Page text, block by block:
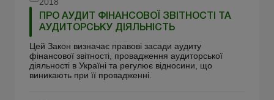
ПРО АУДИТ ФІНАНСОВОЇ ЗВІТНОСТІ ТА
АУДИТОРСЬКУ ДІЯЛЬНІСТЬ
Цей Закон визначає правові засади аудиту
фінансової звітності, провадження аудиторської
діяльності в Україні та регулює відносини, що
виникають при її провадженні.